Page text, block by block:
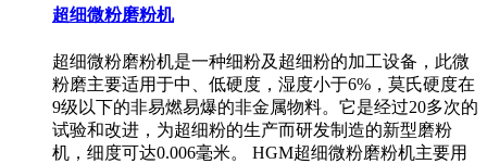
超细微粉磨粉机
超细微粉磨粉机是一种细粉及超细粉的加工设备，此微
粉磨主要适用于中、低硬度，湿度小于6%，莫氏硬度在
9级以下的非易燃易爆的非金属物料。它是经过20多次的
试验和改进，为超细粉的生产而研发制造的新型磨粉
机，细度可达0.006毫米。 HGM超细微粉磨粉机主要用